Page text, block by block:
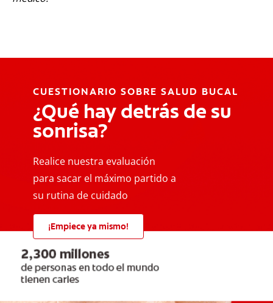
CUESTIONARIO SOBRE SALUD BUCAL
¿Qué hay detrás de su
sonrisa?
Realice nuestra evaluación
para sacar el máximo partido a
su rutina de cuidado
¡Empiece ya mismo!